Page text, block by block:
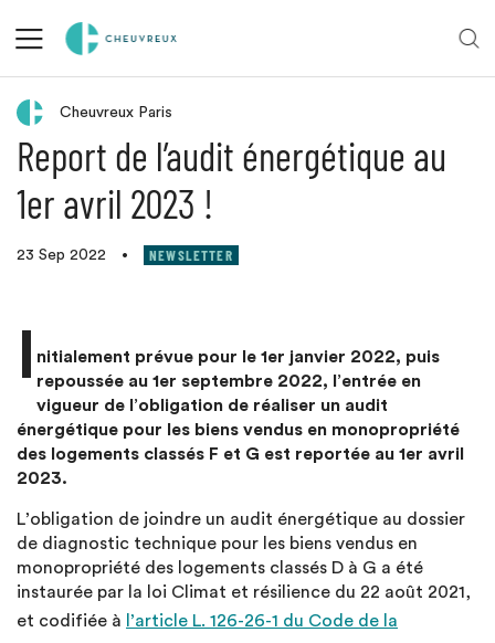
Retour aux actualités
Cheuvreux Paris
Report de l’audit énergétique au
1er avril 2023 !
23 Sep 2022 • NEWSLETTER
nitialement prévue pour le 1er janvier 2022, puis
repoussée au 1er septembre 2022, l’entrée en
vigueur de l’obligation de réaliser un audit
énergétique pour les biens vendus en monopropriété
des logements classés F et G est reportée au 1er avril
2023.
L’obligation de joindre un audit énergétique au dossier
de diagnostic technique pour les biens vendus en
monopropriété des logements classés D à G a été
instaurée par la loi Climat et résilience du 22 août 2021,
et codifiée à l’article L. 126-26-1 du Code de la